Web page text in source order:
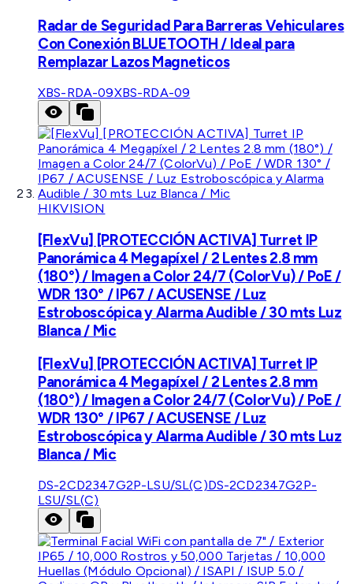
Radar de Seguridad Para Barreras Vehiculares
Con Conexión BLUETOOTH / Ideal para
Remplazar Lazos Magneticos
XBS-RDA-09XBS-RDA-09
HIKVISION
[FlexVu] [PROTECCIÓN ACTIVA] Turret IP
Panorámica 4 Megapíxel / 2 Lentes 2.8 mm
(180°) / Imagen a Color 24/7 (ColorVu) / PoE /
WDR 130° / IP67 / ACUSENSE / Luz
Estroboscópica y Alarma Audible / 30 mts Luz
Blanca / Mic
[FlexVu] [PROTECCIÓN ACTIVA] Turret IP
Panorámica 4 Megapíxel / 2 Lentes 2.8 mm
(180°) / Imagen a Color 24/7 (ColorVu) / PoE /
WDR 130° / IP67 / ACUSENSE / Luz
Estroboscópica y Alarma Audible / 30 mts Luz
Blanca / Mic
DS-2CD2347G2P-LSU/SL(C)DS-2CD2347G2P-
LSU/SL(C)